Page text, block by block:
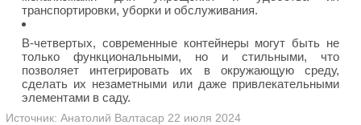
транспортировки, уборки и обслуживания.
В-четвертых, современные контейнеры могут быть не
только функциональными, но и стильными, что
позволяет интегрировать их в окружающую среду,
сделать их незаметными или даже привлекательными
элементами в саду.
Источник: Анатолий Валтасар 22 июля 2024